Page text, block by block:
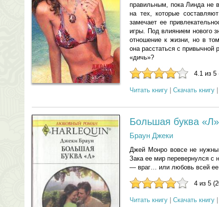
правильным, пока Линда не
на тех, которые
замечает ее
игры. Под влиянием нового
отношение к жизни, но в
она расстаться с привычной
«дичь»?
4.1 из 5
Читать книгу Скачать книгу
Большая буква «Л»
Браун Джеки
Джей Монро вовсе не
Зака ее мир перевернулся с
— враг… или любовь всей ее
4 из 5
Читать книгу Скачать книгу